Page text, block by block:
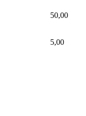
50,00
5,00